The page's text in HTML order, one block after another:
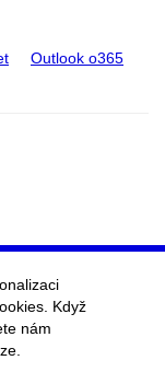
Outlook o365
Když
nám